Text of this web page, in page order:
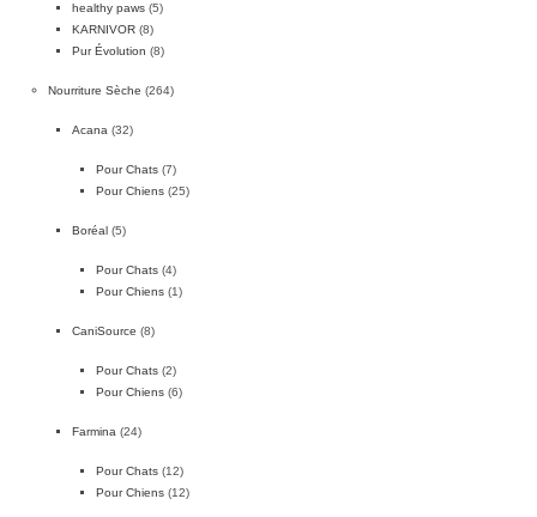
healthy paws (5)
KARNIVOR (8)
Pur Évolution (8)
Nourriture Sèche (264)
Acana (32)
Pour Chats (7)
Pour Chiens (25)
Boréal (5)
Pour Chats (4)
Pour Chiens (1)
CaniSource (8)
Pour Chats (2)
Pour Chiens (6)
Farmina (24)
Pour Chats (12)
Pour Chiens (12)